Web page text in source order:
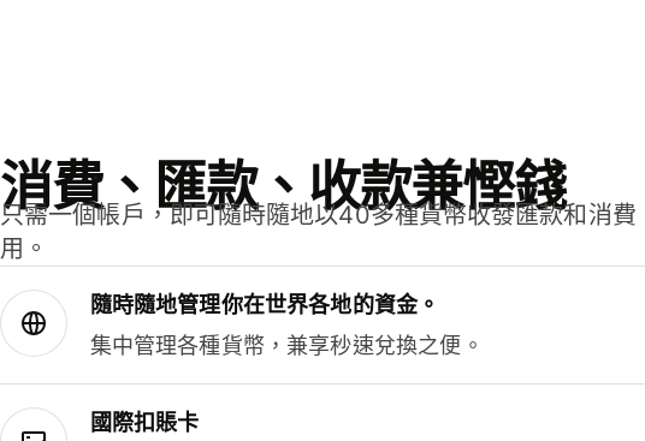
消費、匯款、收款兼慳錢
只需一個帳戶，即可隨時隨地以40多種貨幣收發匯款和消費
用。
隨時隨地管理你在世界各地的資金。
集中管理各種貨幣，兼享秒速兌換之便。
國際扣賬卡